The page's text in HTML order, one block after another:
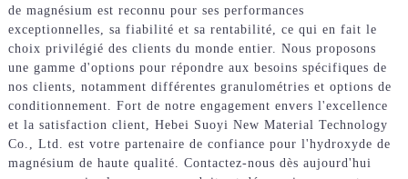
de magnésium est reconnu pour ses performances
exceptionnelles, sa fiabilité et sa rentabilité, ce qui en fait le
choix privilégié des clients du monde entier. Nous proposons
une gamme d'options pour répondre aux besoins spécifiques de
nos clients, notamment différentes granulométries et options de
conditionnement. Fort de notre engagement envers l'excellence
et la satisfaction client, Hebei Suoyi New Material Technology
Co., Ltd. est votre partenaire de confiance pour l'hydroxyde de
magnésium de haute qualité. Contactez-nous dès aujourd'hui